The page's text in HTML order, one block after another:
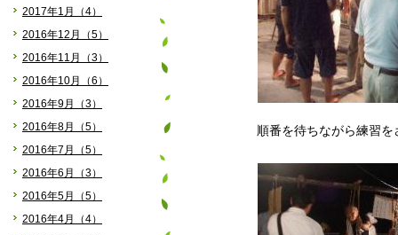
2017年1月（4）
2016年12月（5）
2016年11月（3）
2016年10月（6）
2016年9月（3）
2016年8月（5）
2016年7月（5）
2016年6月（3）
2016年5月（5）
2016年4月（4）
順番を待ちながら練習を